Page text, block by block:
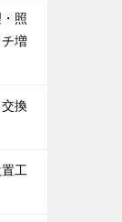
照
増
換
工